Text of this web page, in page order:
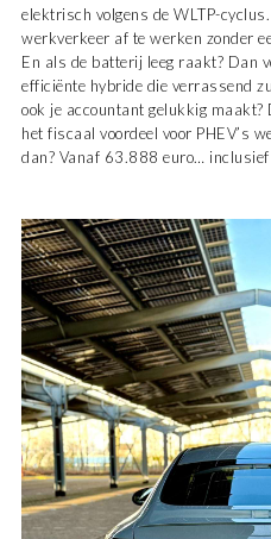
elektrisch volgens de WLTP-
werkverkeer af te werken zonder
En als de batterij leeg raakt? Dan
efficiënte hybride die verrassend
ook je accountant gelukkig
het fiscaal voordeel voor PHEV’s
dan? Vanaf 63.888 euro…